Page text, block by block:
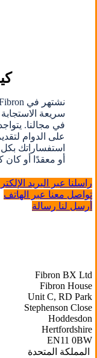
سريعة
في مجالنا.
على الدوام
استفساراتك
أو معقدًا أو كان
راسلنا عبر البريد
تواصل معنا عبر الهاتف
أرسل لنا رسالة
Fibron BX Ltd
Fibron House
Unit C, RD Park
Stephenson Close
Hoddesdon
Hertfordshire
EN11 0BW
‬‬‬‬‬‬‬‬‬‬‬‬‬‬‬‬‬‬‬‬‬‬‬‬‬‬‬‬‬‬‬‬‬‬‬‬‬‬‬ المملكة المتحدة